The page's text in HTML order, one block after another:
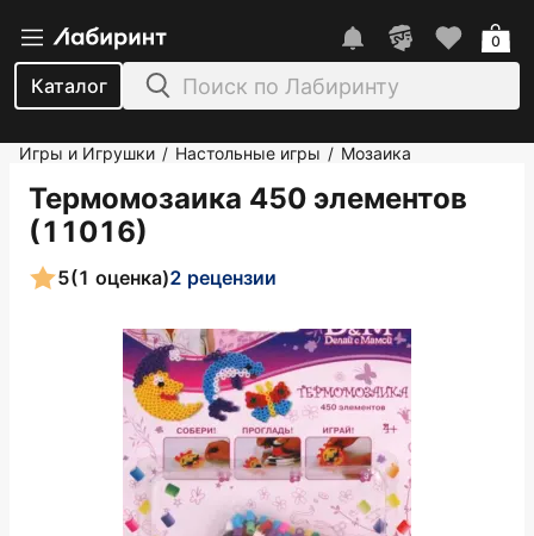
Каталог
0
Игры и Игрушки / Настольные игры / Мозаика
Термомозаика 450 элементов
(11016)
5(1 оценка)2 рецензии